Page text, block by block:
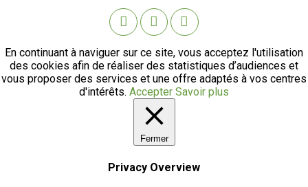
En continuant à naviguer sur ce site, vous acceptez l'utilisation
des cookies afin de réaliser des statistiques d’audiences et
vous proposer des services et une offre adaptés à vos centres
d'intérêts. Accepter Savoir plus
Fermer
Privacy Overview